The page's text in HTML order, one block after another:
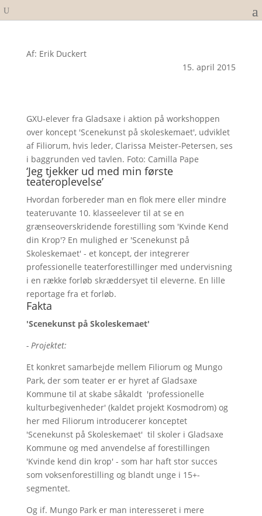
Af: Erik Duckert
15. april 2015
GXU-elever fra Gladsaxe i aktion på workshoppen
over koncept 'Scenekunst på skoleskemaet', udviklet
af Filiorum, hvis leder, Clarissa Meister-Petersen, ses
i baggrunden ved tavlen. Foto: Camilla Pape
‘Jeg tjekker ud med min første
teateroplevelse’
Hvordan forbereder man en flok mere eller mindre
teateruvante 10. klasseelever til at se en
grænseoverskridende forestilling som 'Kvinde Kend
din Krop'? En mulighed er 'Scenekunst på
Skoleskemaet' - et koncept, der integrerer
professionelle teaterforestillinger med undervisning
i en række forløb skræddersyet til eleverne. En lille
reportage fra et forløb.
Fakta
'Scenekunst på Skoleskemaet'
- Projektet:
Et konkret samarbejde mellem Filiorum og Mungo
Park, der som teater er er hyret af Gladsaxe
Kommune til at skabe såkaldt 'professionelle
kulturbegivenheder' (kaldet projekt Kosmodrom) og
her med Filiorum introducerer konceptet
'Scenekunst på Skoleskemaet' til skoler i Gladsaxe
Kommune og med anvendelse af forestillingen
'Kvinde kend din krop' - som har haft stor succes
som voksenforestilling og blandt unge i 15+-
segmentet.
Og if. Mungo Park er man interesseret i mere